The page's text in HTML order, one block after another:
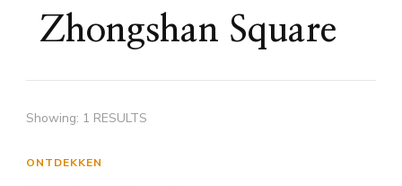
Zhongshan Square
Showing: 1 RESULTS
ONTDEKKEN